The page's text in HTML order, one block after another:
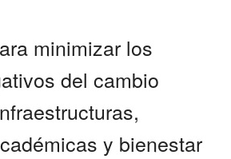
minimizar los
del cambio
y bienestar